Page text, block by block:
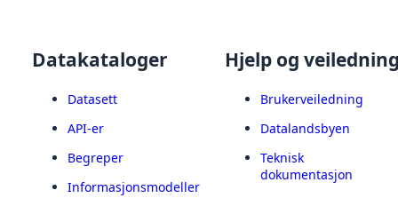
Datakataloger
Datasett
API-er
Begreper
Informasjonsmodeller
Hjelp og
Brukerveiledning
Datalandsbyen
Teknisk
dokumentasjon